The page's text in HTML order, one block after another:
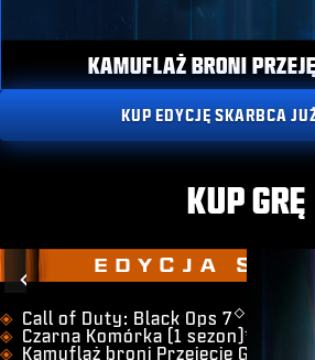
KAMUFLAŻ BRONI
KUP EDYCJĘ SKARBCA
KUP GRĘ
Previous
EDYCJA
​Call of Duty: Black Ops 7◇
Czarna Komórka (1 sezon)*
Kamuflaż broni Przejęcie Gildii